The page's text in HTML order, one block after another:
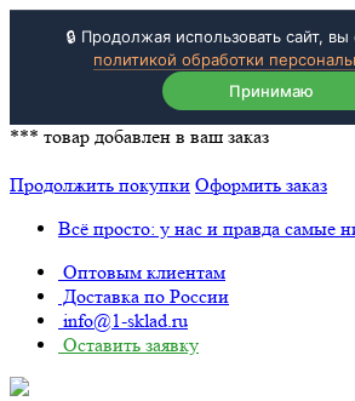
🔒 Продолжая использовать сайт,
политикой обработки
Принимаю
*** товар добавлен в ваш заказ
Продолжить покупки Оформить заказ
Всё просто: у нас и правда самые
Оптовым клиентам
Доставка по России
info@1-sklad.ru
Оставить заявку